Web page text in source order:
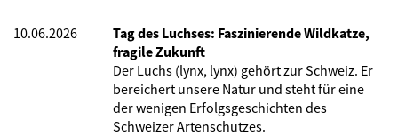
10.06.2026
Tag des Luchses: Faszinierende Wildkatze,
fragile Zukunft
Der Luchs (lynx, lynx) gehört zur Schweiz. Er
bereichert unsere Natur und steht für eine
der wenigen Erfolgsgeschichten des
Schweizer Artenschutzes.